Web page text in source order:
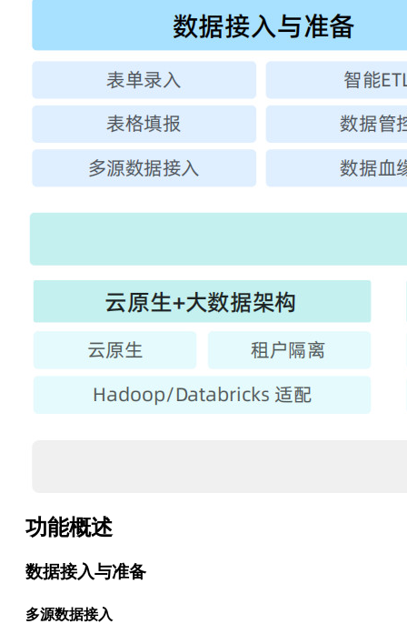
功能概述
数据接入与准备
多源数据接入